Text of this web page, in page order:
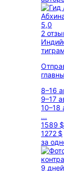
5,0
2
8–16
9–17
10–18
...
1589 $
1272 $
за
9 дней